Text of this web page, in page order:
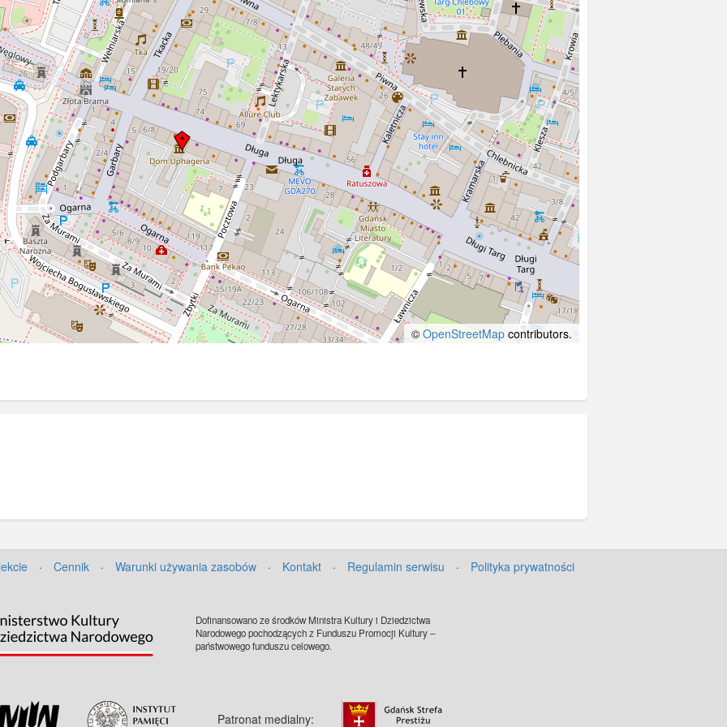
© OpenStreetMap contributors.
· Cennik · Warunki używania zasobów · Kontakt · Regulamin serwisu · Polityka prywatności
Dofinansowano ze środków Ministra Kultury i Dziedzictwa
Narodowego pochodzących z Funduszu Promocji Kultury –
państwowego funduszu celowego.
Patronat medialny: